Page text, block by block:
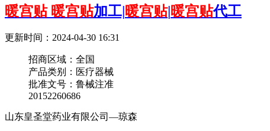
暖宫贴 暖宫贴加工|暖宫贴|暖宫贴代工
更新时间：2024-04-30 16:31
招商区域： 全国
产品类别： 医疗器械
批准文号： 鲁械注准
20152260686
山东皇圣堂药业有限公司—琼森